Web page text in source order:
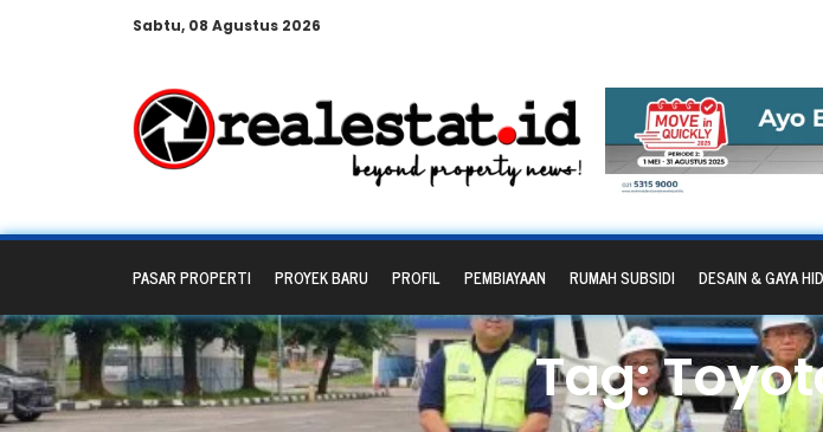
Sabtu, 08 Agustus 2026
PASAR PROPERTI PROYEK BARU PROFIL PEMBIAYAAN RUMAH SUBSIDI DESAIN & GAYA
Tag: